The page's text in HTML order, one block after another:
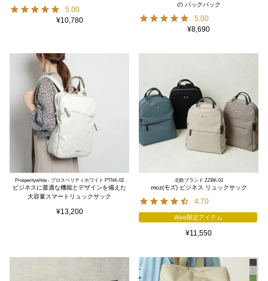
5.00
¥10,780
の バックパック
5.00
¥8,690
Prosperitywhite - プロスペリティホワイト PTNK-02
ビジネスに最適な機能とデザインを備えた
大容量スマートリュックサック
¥13,200
北欧ブランド ZZBK-01
moz(モズ) ビジネス リュックサック
4.70
Web限定アイテム
¥11,550